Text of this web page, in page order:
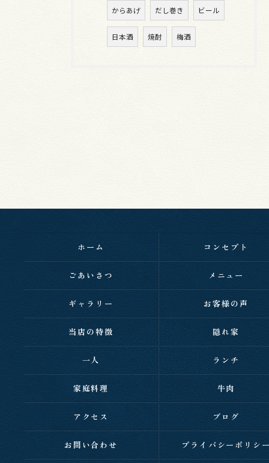
からあげ だし巻き ビール
日本酒 焼酎 梅酒
ホーム コンセプト
ごあいさつ メニュー
ギャラリー お客様の声
当店の特徴 隠れ家
一人 ランチ
家庭料理 牛肉
アクセス ブログ
お問い合わせ プライバシーポリシ